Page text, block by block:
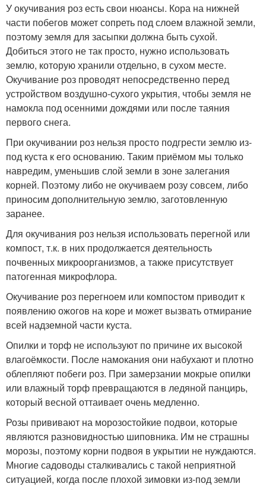
У окучивания роз есть свои нюансы. Кора на нижней
части побегов может сопреть под слоем влажной земли,
поэтому земля для засыпки должна быть сухой.
Добиться этого не так просто, нужно использовать
землю, которую хранили отдельно, в сухом месте.
Окучивание роз проводят непосредственно перед
устройством воздушно-сухого укрытия, чтобы земля не
намокла под осенними дождями или после таяния
первого снега.
При окучивании роз нельзя просто подгрести землю из-
под куста к его основанию. Таким приёмом мы только
навредим, уменьшив слой земли в зоне залегания
корней. Поэтому либо не окучиваем розу совсем, либо
приносим дополнительную землю, заготовленную
заранее.
Для окучивания роз нельзя использовать перегной или
компост, т.к. в них продолжается деятельность
почвенных микроорганизмов, а также присутствует
патогенная микрофлора.
Окучивание роз перегноем или компостом приводит к
появлению ожогов на коре и может вызвать отмирание
всей надземной части куста.
Опилки и торф не используют по причине их высокой
влагоёмкости. После намокания они набухают и плотно
облепляют побеги роз. При замерзании мокрые опилки
или влажный торф превращаются в ледяной панцирь,
который весной оттаивает очень медленно.
Розы прививают на морозостойкие подвои, которые
являются разновидностью шиповника. Им не страшны
морозы, поэтому корни подвоя в укрытии не нуждаются.
Многие садоводы сталкивались с такой неприятной
ситуацией, когда после плохой зимовки из-под земли